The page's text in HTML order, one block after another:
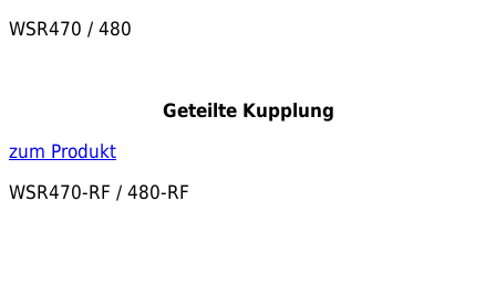
WSR470 / 480
Geteilte Kupplung
zum Produkt
WSR470-RF / 480-RF